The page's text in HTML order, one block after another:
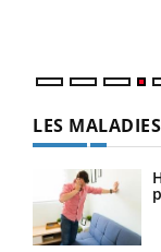
LES MALADIES